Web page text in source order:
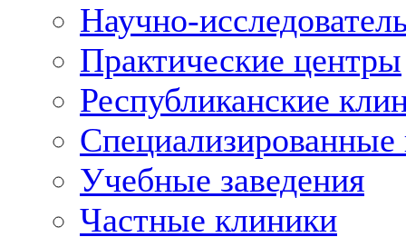
Научно-
Практические центры
Республиканские
Учебные заведения
Частные клиники